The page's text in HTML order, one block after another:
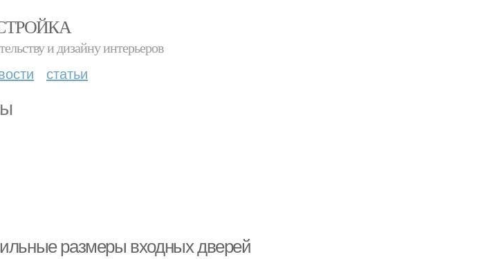
и дизайну интерьеров
статьи
размеры входных дверей